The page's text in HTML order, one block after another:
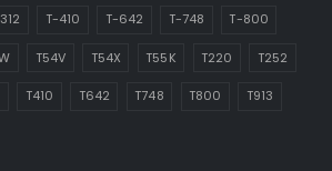
T-410 T-642 T-748 T-800
T54V T54X T55K T220 T252
T410 T642 T748 T800 T913